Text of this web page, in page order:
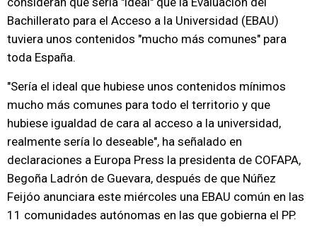
Bachillerato para el Acceso a la Universidad (EBAU)
tuviera unos contenidos "mucho más comunes" para
toda España.
"Sería el ideal que hubiese unos contenidos mínimos
mucho más comunes para todo el territorio y que
hubiese igualdad de cara al acceso a la universidad,
realmente sería lo deseable", ha señalado en
declaraciones a Europa Press la presidenta de COFAPA,
Begoña Ladrón de Guevara, después de que Núñez
Feijóo anunciara este miércoles una EBAU común en las
11 comunidades autónomas en las que gobierna el PP.